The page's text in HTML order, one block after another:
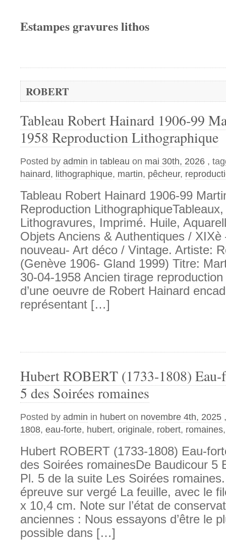
Estampes gravures lithos
ROBERT
Tableau Robert Hainard 1906-99
1958 Reproduction Lithographique
Posted by admin in tableau on mai 30th, 2026 ,
hainard, lithographique, martin, pêcheur,
Tableau Robert Hainard 1906-99
Reproduction
Lithogravures, Imprimé. Huile,
Objets Anciens & Authentiques /
nouveau- Art déco / Vintage. Artiste:
(Genève 1906- Gland 1999) Titre:
30-04-1958 Ancien tirage
d’une oeuvre de Robert Hainard
représentant […]
Hubert ROBERT (1733-1808)
5 des Soirées romaines
Posted by admin in hubert on novembre 4th, 2025
1808, eau-forte, hubert, originale, robert, romaines
Hubert ROBERT (1733-1808) Eau-
des Soirées romainesDe Baudicour 5
Pl. 5 de la suite Les Soirées
épreuve sur vergé La feuille, avec le
x 10,4 cm. Note sur l’état de
anciennes : Nous essayons d’être le
possible dans […]